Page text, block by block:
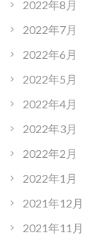
2022年8月
2022年7月
2022年6月
2022年5月
2022年4月
2022年3月
2022年2月
2022年1月
2021年12月
2021年11月